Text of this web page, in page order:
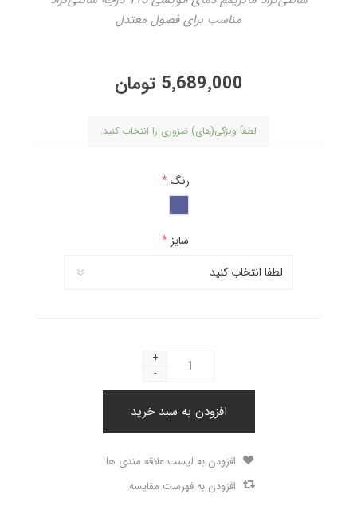
مناسب برای فصول معتدل
5٬689٬000 تومان
لطفاً ویژگی(های) ضروری را انتخاب کنید.
رنگ*
سایز *
+
-
افزودن به سبد خرید
افزودن به لیست علاقه مندی ها
افزودن به فهرست مقایسه